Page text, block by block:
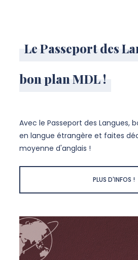
Le Passeport des
bon plan MDL !
Avec le Passeport des Langues,
en langue étrangère et faites
moyenne d'anglais !
PLUS D'INFOS !